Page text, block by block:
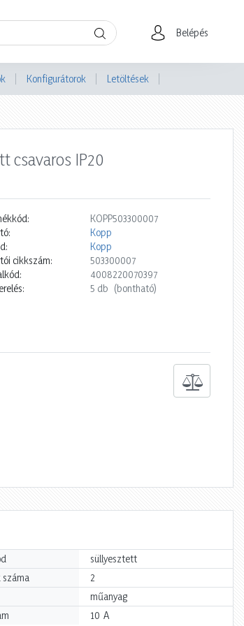
Belépés
Konfigurátorok Letöltések
csavaros IP20
KOPP503300007
Kopp
Kopp
cikkszám:
503300007
4008220070397
5 db (bontható)
süllyesztett
2
műanyag
10 A